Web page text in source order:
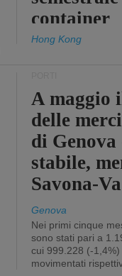
container
Hong Kong
A maggio
delle
di
stabile,
Savona-
Genova
Nei primi cinque
sono stati pari a
cui 999.228 (-
movimentati